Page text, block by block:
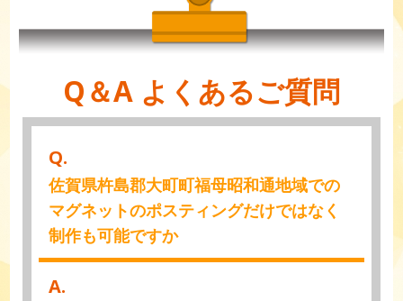
Q＆A よくあるご質問
Q.
佐賀県杵島郡大町町福母昭和通地域での
マグネットのポスティングだけではなく
制作も可能ですか
A.